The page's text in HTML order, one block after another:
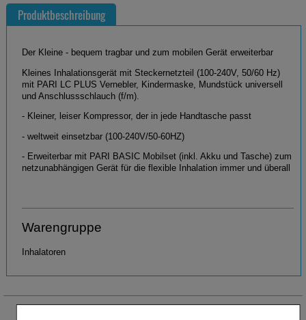
Produktbeschreibung
Der Kleine - bequem tragbar und zum mobilen Gerät erweiterbar
Kleines Inhalationsgerät mit Steckernetzteil (100-240V, 50/60 Hz)
mit PARI LC PLUS Vernebler, Kindermaske, Mundstück universell
und Anschlussschlauch (f/m).
- Kleiner, leiser Kompressor, der in jede Handtasche passt
- weltweit einsetzbar (100-240V/50-60HZ)
- Erweiterbar mit PARI BASIC Mobilset (inkl. Akku und Tasche) zum
netzunabhängigen Gerät für die flexible Inhalation immer und überall
Warengruppe
Inhalatoren